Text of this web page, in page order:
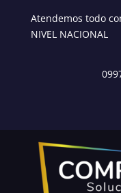
Atendemos todo
NIVEL NACIONAL